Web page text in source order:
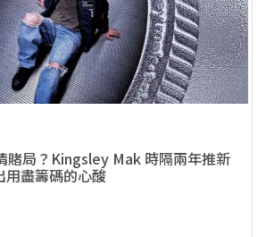
賭局？Kingsley Mak 時隔兩年推新
盡籌碼的心酸